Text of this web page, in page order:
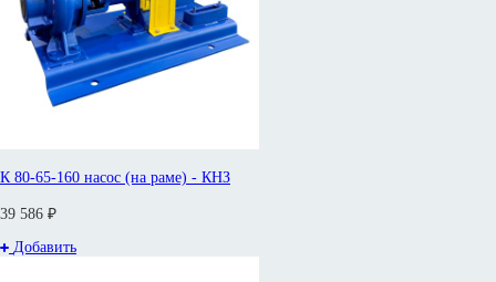
К 80-65-160 насос (на раме) - КНЗ
39 586 ₽
Добавить